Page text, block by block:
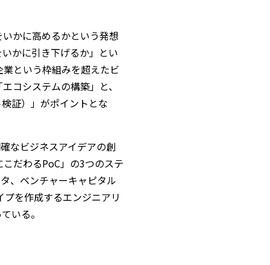
かに高めるかという発想
かに引き下げるか」とい
という枠組みを超えたビ
コシステムの構築」と、
証）」がポイントとな
なビジネスアイデアの創
だわるPoC」の3つのステ
、ベンチャーキャピタル
を作成するエンジニアリ
いる。